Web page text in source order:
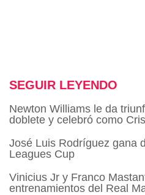
SEGUIR LEYENDO
Newton Williams le da
doblete y celebró como
José Luis Rodríguez gana
Leagues Cup
Vinicius Jr y Franco
entrenamientos del Real